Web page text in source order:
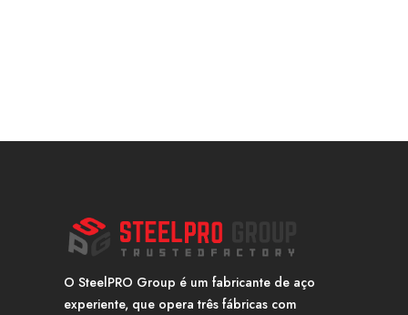
O SteelPRO Group é um fabricante de aço
experiente, que opera três fábricas com